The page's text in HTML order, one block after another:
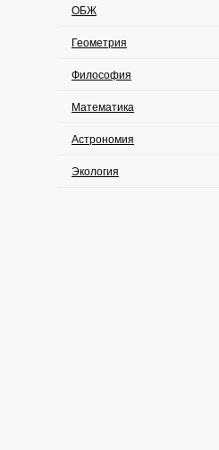
ОБЖ
Геометрия
Философия
Математика
Астрономия
Экология